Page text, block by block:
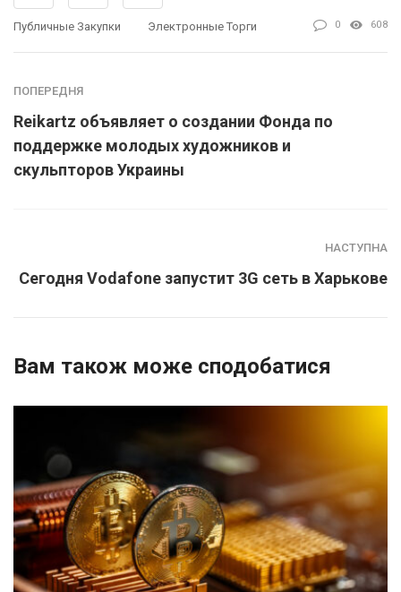
Публичные Закупки Электронные Торги 0 608
ПОПЕРЕДНЯ
Reikartz объявляет о создании Фонда по
поддержке молодых художников и
скульпторов Украины
НАСТУПНА
Сегодня Vodafone запустит 3G сеть в Харькове
Вам також може сподобатися